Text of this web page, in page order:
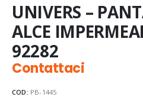
UNIVERS –
ALCE
92282
Contattaci
COD: PB-1445